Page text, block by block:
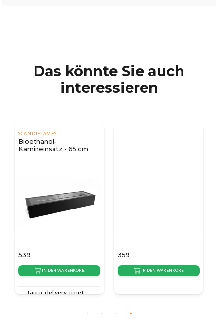
Das könnte Sie auch
interessieren
SCANDIFLAMES
Bioethanol-
Kamineinsatz - 65 cm
539
IN DEN WARENKORB
{auto_delivery_time}
359
IN DEN WARENKORB